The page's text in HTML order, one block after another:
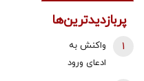
پربازدیدترین‌ها
واکنش به
ادعای ورود
1